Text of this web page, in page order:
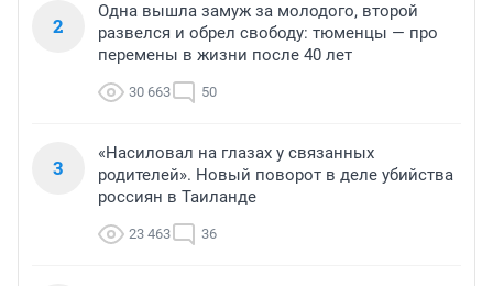
2
Одна вышла замуж за молодого, второй
развелся и обрел свободу: тюменцы — про
перемены в жизни после 40 лет
30 663 50
3
«Насиловал на глазах у связанных
родителей». Новый поворот в деле убийства
россиян в Таиланде
23 463 36